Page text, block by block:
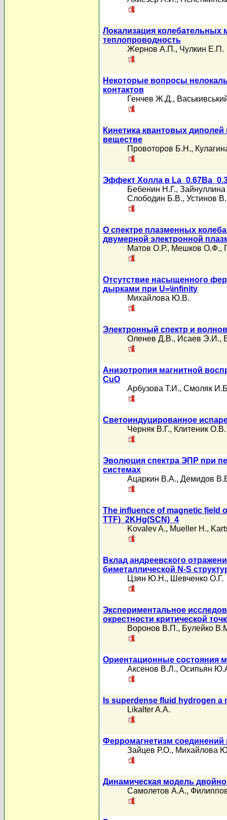
Локализация колебательных
теплопроводность
Жернов А.П., Чулкин Е.П.
Некоторые вопросы
контактов
Генчев Ж.Д.,
Кинетика квантовых
веществе
Провоторов Б.Н.,
Эффект Холла в
Бебенин Н.Г.,
Слободин Б.В., Устинов
О спектре плазменных
двумерной электронной
Матов О.Р., Мешков О.Ф.,
Отсутствие насыщенного
дырками при U=\infinity
Михайлова Ю.В.
Электронный спектр и
Оленев Д.В., Исаев Э.И.,
Анизотропия магнитной
CuO
Арбузова Т.И., Смоляк
Светоиндуцированное
Черняк В.Г., Клитеник О.В.
Эволюция спектра ЭПР при
системах
Ацаркин В.А., Демидов
The influence of magnetic field
TTF)_2KHg(SCN)_4
Kovalev A., Mueller H.,
Вклад андреевского
биметаллической N-S
Цзян Ю.Н., Шевченко О.Г.
Экспериментальное
окрестности критической
Воронов В.П., Булейко
Ориентационные состояния
Аксенов В.Л., Осипьян
Is superdense fluid hydrogen a
Likalter A.A.
Ферромагнетизм соединений
Зайцев Р.О., Михайлова
Динамическая модель
Самолетов А.А.,